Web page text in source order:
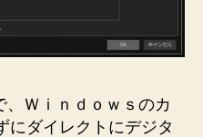
Ｗｉｎｄｏｗｓのカ
にダイレクトにデジタ